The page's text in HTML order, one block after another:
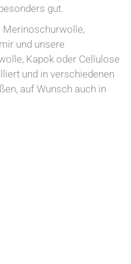
gut.
Merinoschurwolle,
und unsere
Kapok oder Cellulose
und in verschiedenen
auf Wunsch auch in